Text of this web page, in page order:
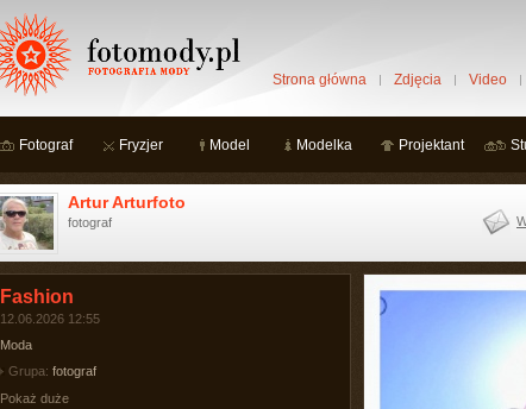
Strona główna Zdjęcia Video
Fotograf Fryzjer Model Modelka Projektant
Artur Arturfoto
fotograf
Fashion
12.06.2026 12:55
Moda
Grupa: fotograf
Pokaż duże